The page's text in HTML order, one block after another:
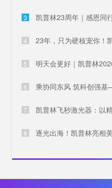
3 凯普林23周年｜感恩同
4
5 明天会更好｜凯普林
6
7 凯普林飞秒激光器：以
8